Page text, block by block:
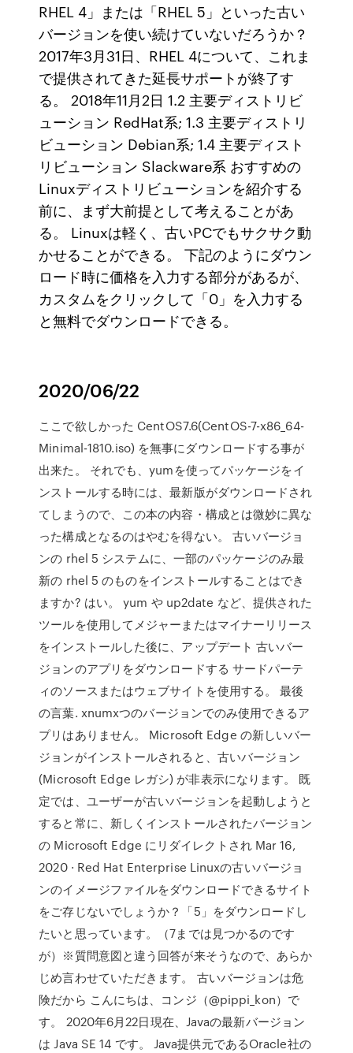
RHEL 4」または「RHEL 5」といった古い
バージョンを使い続けていないだろうか？
2017年3月31日、RHEL 4について、これま
で提供されてきた延長サポートが終了す
る。 2018年11月2日 1.2 主要ディストリビ
ューション RedHat系; 1.3 主要ディストリ
ビューション Debian系; 1.4 主要ディスト
リビューション Slackware系 おすすめの
Linuxディストリビューションを紹介する
前に、まず大前提として考えることがあ
る。 Linuxは軽く、古いPCでもサクサク動
かせることができる。 下記のようにダウン
ロード時に価格を入力する部分があるが、
カスタムをクリックして「0」を入力する
と無料でダウンロードできる。
2020/06/22
ここで欲しかった CentOS7.6(CentOS-7-x86_64-
Minimal-1810.iso) を無事にダウンロードする事が
出来た。 それでも、yumを使ってパッケージをイ
ンストールする時には、最新版がダウンロードされ
てしまうので、この本の内容・構成とは微妙に異な
った構成となるのはやむを得ない。 古いバージョ
ンの rhel 5 システムに、一部のパッケージのみ最
新の rhel 5 のものをインストールすることはでき
ますか? はい。 yum や up2date など、提供された
ツールを使用してメジャーまたはマイナーリリース
をインストールした後に、アップデート 古いバー
ジョンのアプリをダウンロードする サードパーテ
ィのソースまたはウェブサイトを使用する。 最後
の言葉. xnumxつのバージョンでのみ使用できるア
プリはありません。 Microsoft Edge の新しいバー
ジョンがインストールされると、古いバージョン
(Microsoft Edge レガシ) が非表示になります。 既
定では、ユーザーが古いバージョンを起動しようと
すると常に、新しくインストールされたバージョン
の Microsoft Edge にリダイレクトされ Mar 16,
2020 · Red Hat Enterprise Linuxの古いバージョ
ンのイメージファイルをダウンロードできるサイト
をご存じないでしょうか？「5」をダウンロードし
たいと思っています。（7までは見つかるのです
が）※質問意図と違う回答が来そうなので、あらか
じめ言わせていただきます。 古いバージョンは危
険だから こんにちは、コンジ（@pippi_kon）で
す。 2020年6月22日現在、Javaの最新バージョン
は Java SE 14 です。 Java提供元であるOracle社の